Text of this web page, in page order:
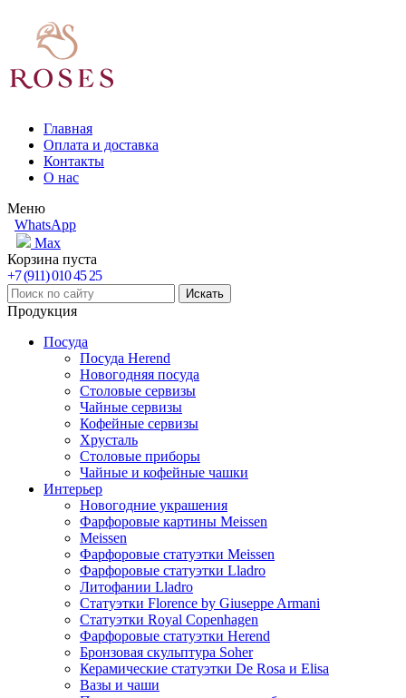
Главная
Оплата и доставка
Контакты
О нас
Меню
WhatsApp
Max
Корзина пуста
+7 (911) 010 45 25
Продукция
Посуда
Посуда Herend
Новогодняя посуда
Столовые сервизы
Чайные сервизы
Кофейные сервизы
Хрусталь
Столовые приборы
Чайные и кофейные чашки
Интерьер
Новогодние украшения
Фарфоровые картины Meissen
Meissen
Фарфоровые статуэтки Meissen
Фарфоровые статуэтки Lladro
Литофании Lladro
Статуэтки Florence by Giuseppe Armani
Статуэтки Royal Copenhagen
Фарфоровые статуэтки Herend
Бронзовая скульптура Soher
Керамические статуэтки De Rosa и Elisa
Вазы и чаши